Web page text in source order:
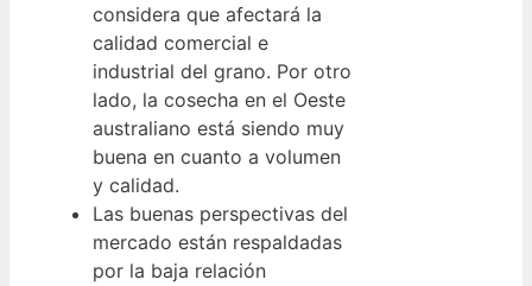
considera que afectará la
calidad comercial e
industrial del grano. Por otro
lado, la cosecha en el Oeste
australiano está siendo muy
buena en cuanto a volumen
y calidad.
Las buenas perspectivas del
mercado están respaldadas
por la baja relación